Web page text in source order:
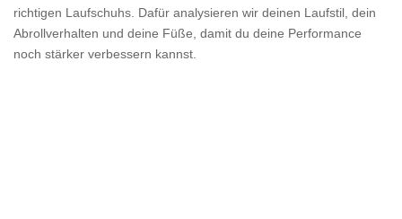
richtigen Laufschuhs. Dafür analysieren wir deinen Laufstil, dein
Abrollverhalten und deine Füße, damit du deine Performance
noch stärker verbessern kannst.